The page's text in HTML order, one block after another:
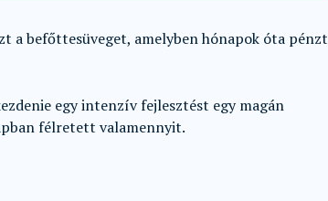
a befőttesüveget, amelyben hónapok óta pénzt
egy intenzív fejlesztést egy magán
félretett valamennyit.